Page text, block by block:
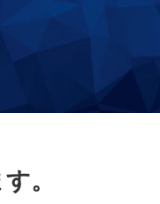
。